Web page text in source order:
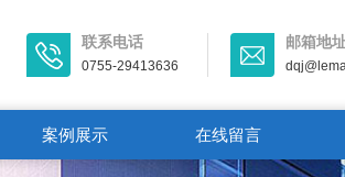
联系电话
0755-29413636
邮箱地
案例展示 在线留言